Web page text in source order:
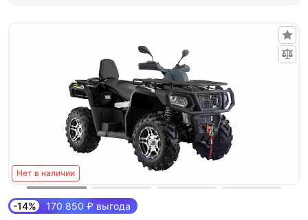
Нет в наличии
-14% 170 850 ₽ выгода